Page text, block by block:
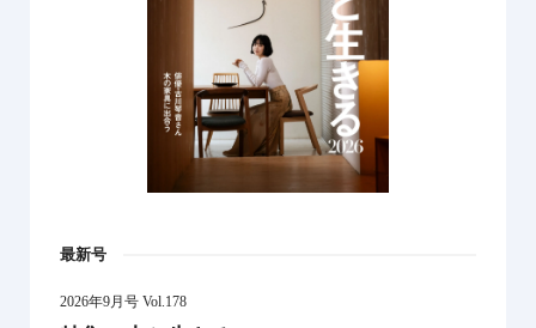
最新号
2026年9月号 Vol.178